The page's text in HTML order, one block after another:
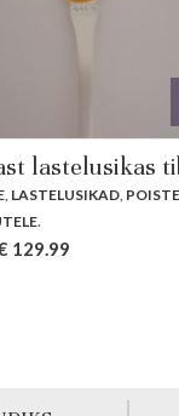
lastelusikas
, LASTELUSIKAD,
.
129.99Current